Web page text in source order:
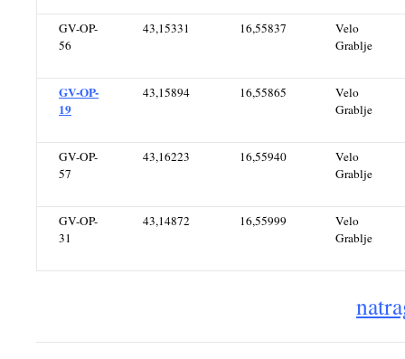
GV-OP-
56
43,15331 16,55837
Velo
Grablje
GV-OP-
19
43,15894 16,55865
Velo
Grablje
GV-OP-
57
43,16223 16,55940
Velo
Grablje
GV-OP-
31
43,14872 16,55999
Velo
Grablje